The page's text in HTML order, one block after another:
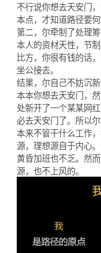
不行说你想去天安门
本点，才知道路径要何
第二，尔牵制了处理筹
本人的资材天性，节
比方，你很有钱的话
坐公接去。
结果，尔自己不妨沉新
本本你想去天安门，
处新开了一个某某网
必去天安门了。所以
本来不管干什么工作
源，理想源自于内心
黄昏加班也不乏。然
源，也不上风的。